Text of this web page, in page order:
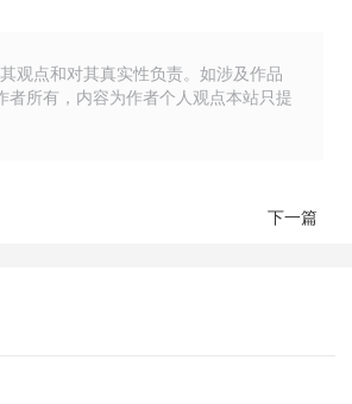
观点和对其真实性负责。如涉及作品
所有，内容为作者个人观点本站只提
下一篇